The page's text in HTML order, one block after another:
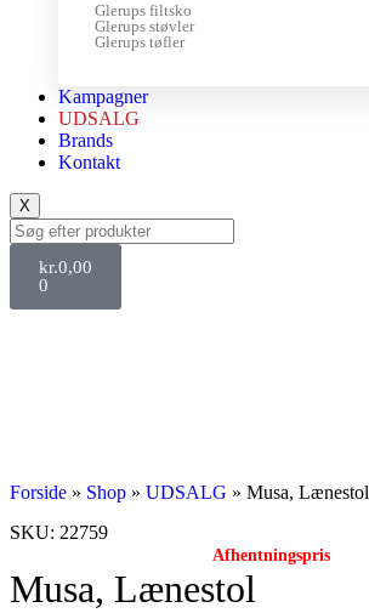
Glerups filtsko
Glerups støvler
Glerups tøfler
Kampagner
UDSALG
Brands
Kontakt
X
kr.0,00
0
Forside » Shop » UDSALG » Musa, Lænestol
SKU: 22759
Afhentningspris
Musa, Lænestol